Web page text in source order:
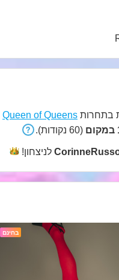
בתחרות Queen of Queens
(60 נקודות).
לניצחון!
בחינם